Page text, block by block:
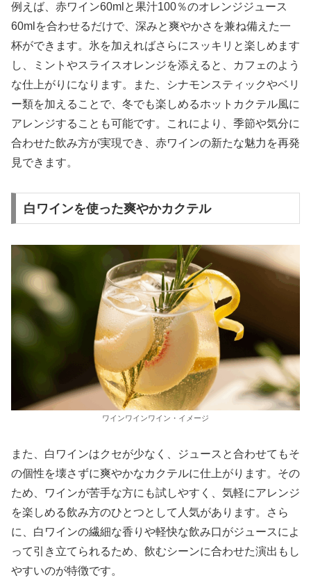
例えば、赤ワイン60mlと果汁100％のオレンジジュース
60mlを合わせるだけで、深みと爽やかさを兼ね備えた一
杯ができます。氷を加えればさらにスッキリと楽しめます
し、ミントやスライスオレンジを添えると、カフェのよう
な仕上がりになります。また、シナモンスティックやベリ
ー類を加えることで、冬でも楽しめるホットカクテル風に
アレンジすることも可能です。これにより、季節や気分に
合わせた飲み方が実現でき、赤ワインの新たな魅力を再発
見できます。
白ワインを使った爽やかカクテル
ワインワインワイン・イメージ
また、白ワインはクセが少なく、ジュースと合わせてもそ
の個性を壊さずに爽やかなカクテルに仕上がります。その
ため、ワインが苦手な方にも試しやすく、気軽にアレンジ
を楽しめる飲み方のひとつとして人気があります。さら
に、白ワインの繊細な香りや軽快な飲み口がジュースによ
って引き立てられるため、飲むシーンに合わせた演出もし
やすいのが特徴です。